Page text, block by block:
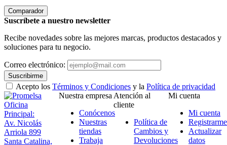
Comparador
Suscríbete a nuestro newsletter
Recibe novedades sobre las mejores marcas, productos destacados y
soluciones para tu negocio.
Correo electrónico:
Suscribirme
Acepto los Términos y Condiciones y la Política de privacidad
Oficina
Principal:
Av. Nicolás
Arriola 899
Santa Catalina,
Nuestra empresa
Conócenos
Nuestras
tiendas
Trabaja
Atención al
cliente
Política de
Cambios y
Devoluciones
Mi cuenta
Mi cuenta
Registrarme
Actualizar
datos